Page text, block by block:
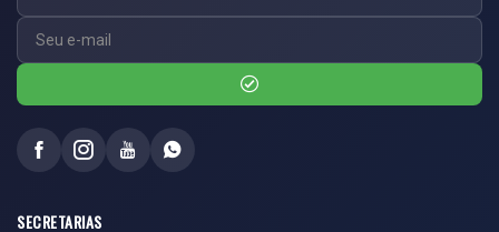
SECRETARIAS